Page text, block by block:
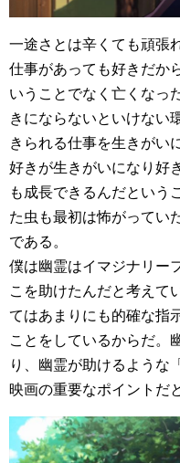
一途さとは辛くても頑張
仕事があっても好きだか
いうことでなく亡くなっ
きにならないといけない
きられる仕事を生きがい
好きが生きがいになり好
も成長できるんだという
た虫も最初は怖がってい
である。
僕は幽霊はイマジナリー
こを助けたんだと考えて
てはあまりにも的確な指
ことをしているからだ。
り、幽霊が助けるような
映画の重要なポイントだ